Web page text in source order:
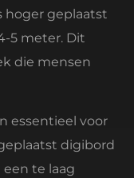
hoger geplaatst
5 meter. Dit
die mensen
essentieel voor
digibord
te laag